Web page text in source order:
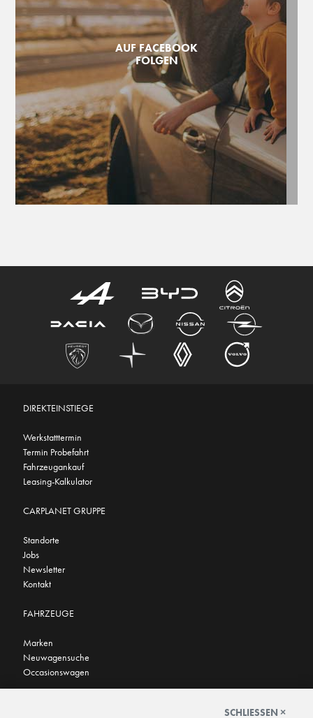
AUF FACEBOOK
FOLGEN
DIREKTEINSTIEGE
Werkstatttermin
Termin Probefahrt
Fahrzeugankauf
Leasing-Kalkulator
CARPLANET GRUPPE
Standorte
Jobs
Newsletter
Kontakt
FAHRZEUGE
Marken
Neuwagensuche
Occasionswagen
SCHLIESSEN ×